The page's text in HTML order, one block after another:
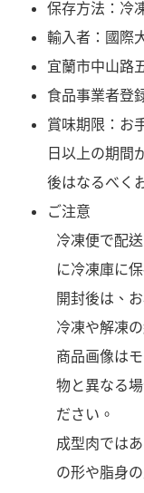
保存方法：冷
輸入者：國際
宜蘭市中山路
食品事業者登
賞味期限：お
日以上の期間
後はなるべく
ご注意
冷凍便で配
に冷凍庫に
開封後は、
冷凍や解凍
商品画像は
物と異なる
ださい。
成型肉では
の形や脂身